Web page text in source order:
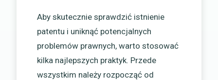
Aby skutecznie sprawdzić istnienie
patentu i uniknąć potencjalnych
problemów prawnych, warto stosować
kilka najlepszych praktyk. Przede
wszystkim należy rozpocząć od